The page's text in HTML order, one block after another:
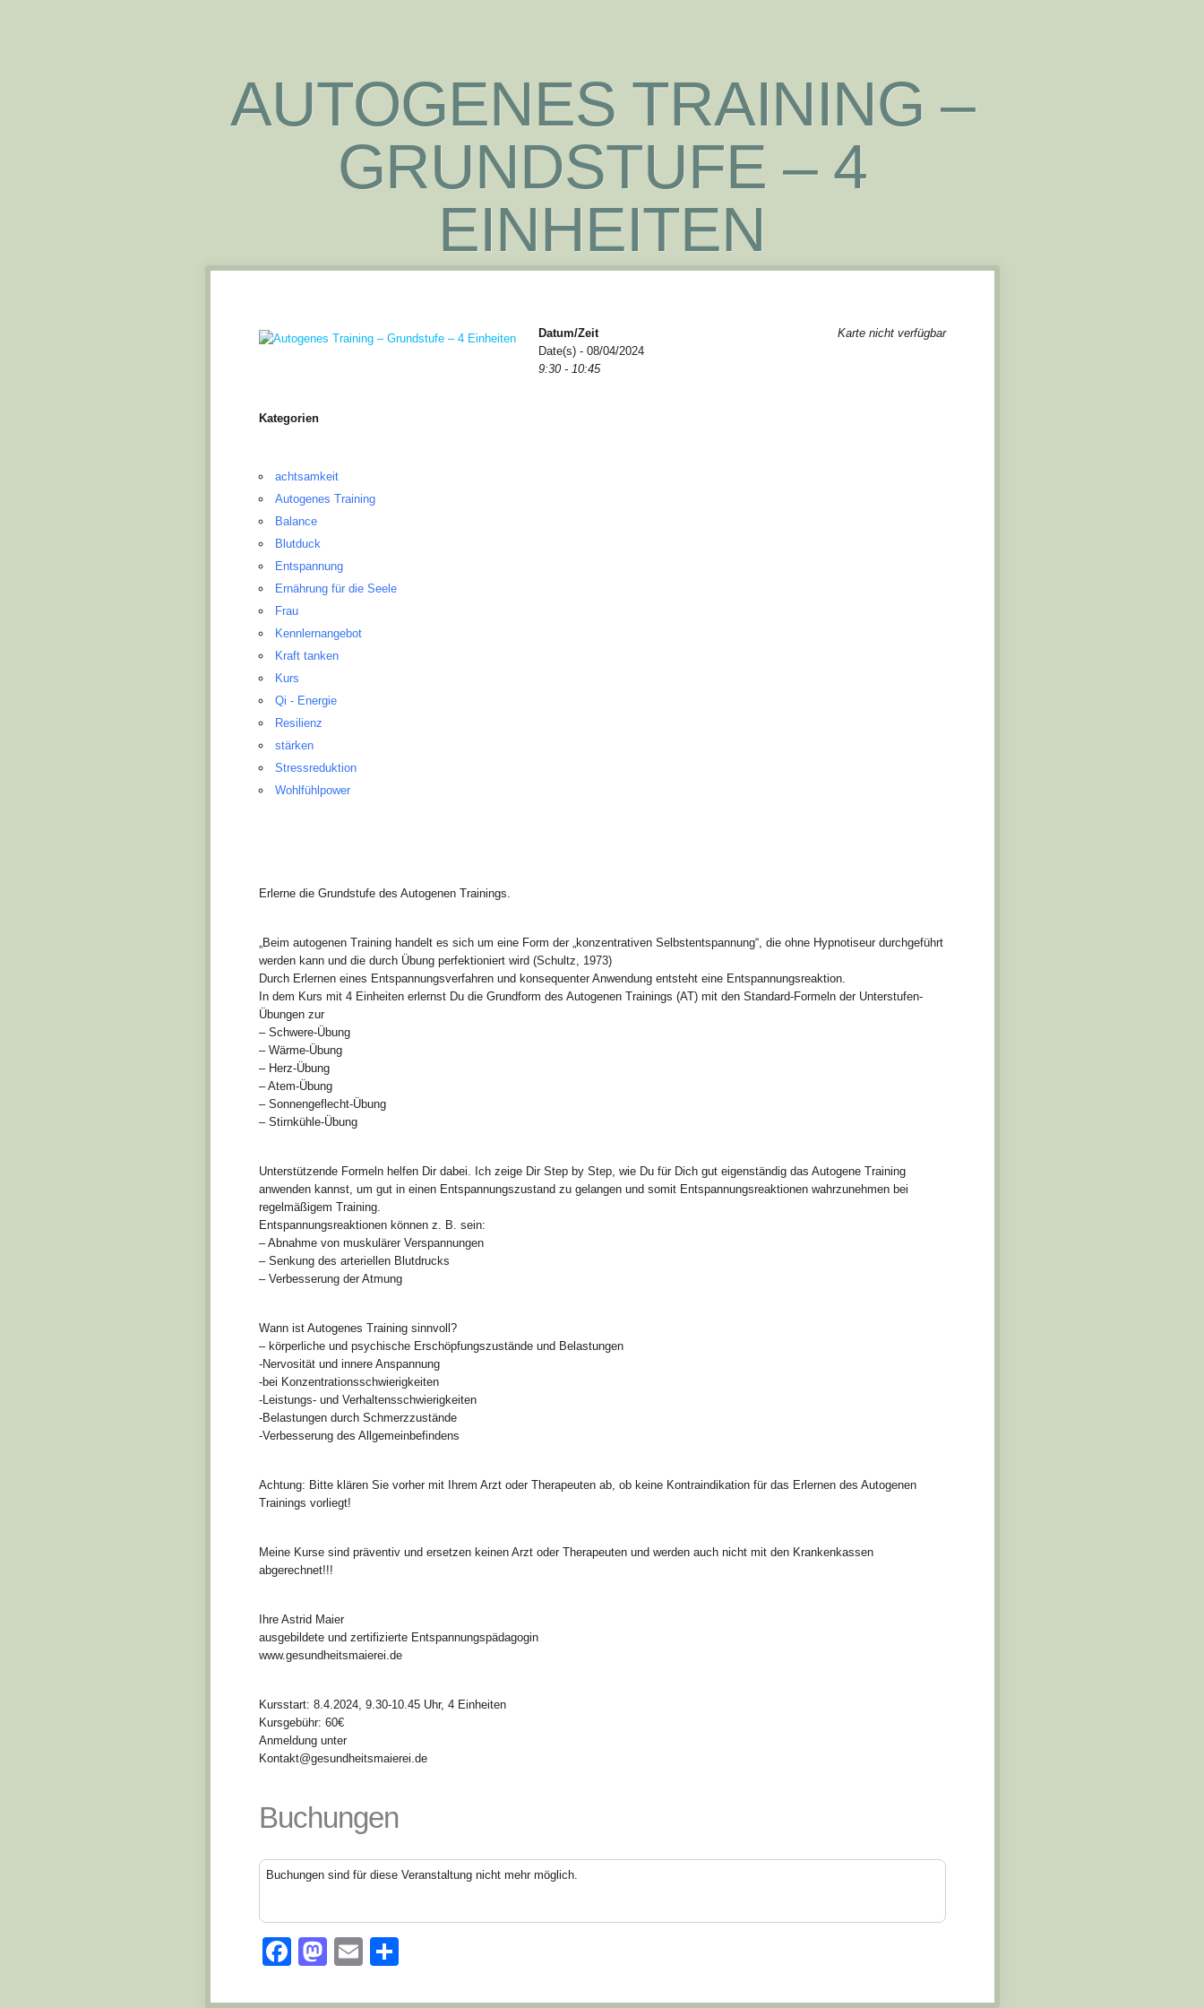
AUTOGENES TRAINING –
GRUNDSTUFE – 4
EINHEITEN
Karte nicht verfügbar
Datum/Zeit
Date(s) - 08/04/2024
9:30 - 10:45
Kategorien
achtsamkeit
Autogenes Training
Balance
Blutduck
Entspannung
Ernährung für die Seele
Frau
Kennlernangebot
Kraft tanken
Kurs
Qi - Energie
Resilienz
stärken
Stressreduktion
Wohlfühlpower
Erlerne die Grundstufe des Autogenen Trainings.
„Beim autogenen Training handelt es sich um eine Form der „konzentrativen Selbstentspannung“, die ohne Hypnotiseur durchgeführt
werden kann und die durch Übung perfektioniert wird (Schultz, 1973)
Durch Erlernen eines Entspannungsverfahren und konsequenter Anwendung entsteht eine Entspannungsreaktion.
In dem Kurs mit 4 Einheiten erlernst Du die Grundform des Autogenen Trainings (AT) mit den Standard-Formeln der Unterstufen-
Übungen zur
– Schwere-Übung
– Wärme-Übung
– Herz-Übung
– Atem-Übung
– Sonnengeflecht-Übung
– Stirnkühle-Übung
Unterstützende Formeln helfen Dir dabei. Ich zeige Dir Step by Step, wie Du für Dich gut eigenständig das Autogene Training
anwenden kannst, um gut in einen Entspannungszustand zu gelangen und somit Entspannungsreaktionen wahrzunehmen bei
regelmäßigem Training.
Entspannungsreaktionen können z. B. sein:
– Abnahme von muskulärer Verspannungen
– Senkung des arteriellen Blutdrucks
– Verbesserung der Atmung
Wann ist Autogenes Training sinnvoll?
– körperliche und psychische Erschöpfungszustände und Belastungen
-Nervosität und innere Anspannung
-bei Konzentrationsschwierigkeiten
-Leistungs- und Verhaltensschwierigkeiten
-Belastungen durch Schmerzzustände
-Verbesserung des Allgemeinbefindens
Achtung: Bitte klären Sie vorher mit Ihrem Arzt oder Therapeuten ab, ob keine Kontraindikation für das Erlernen des Autogenen
Trainings vorliegt!
Meine Kurse sind präventiv und ersetzen keinen Arzt oder Therapeuten und werden auch nicht mit den Krankenkassen
abgerechnet!!!
Ihre Astrid Maier
ausgebildete und zertifizierte Entspannungspädagogin
www.gesundheitsmaierei.de
Kursstart: 8.4.2024, 9.30-10.45 Uhr, 4 Einheiten
Kursgebühr: 60€
Anmeldung unter
Kontakt@gesundheitsmaierei.de
Buchungen
Buchungen sind für diese Veranstaltung nicht mehr möglich.
Facebook
Mastodon
Email